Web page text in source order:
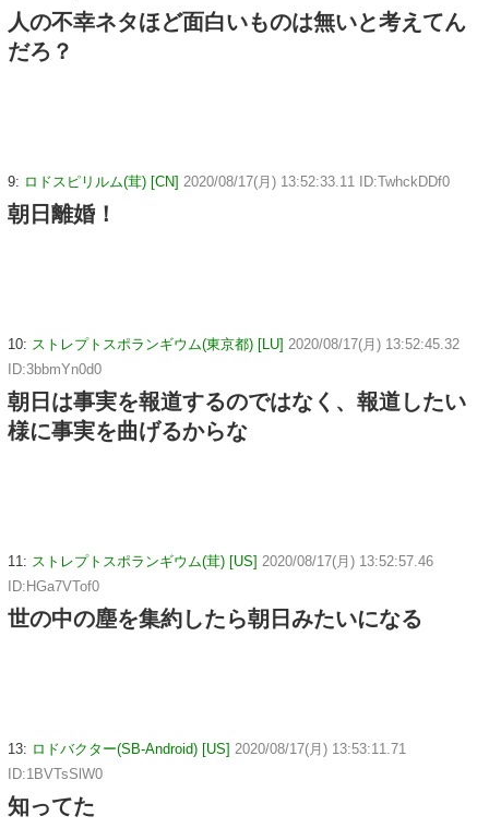
人の不幸ネタほど面白いものは無いと考えてん
だろ？
9: ロドスピリルム(茸) [CN] 2020/08/17(月) 13:52:33.11 ID:TwhckDDf0
朝日離婚！
10: ストレプトスポランギウム(東京都) [LU] 2020/08/17(月) 13:52:45.32
ID:3bbmYn0d0
朝日は事実を報道するのではなく、報道したい
様に事実を曲げるからな
11: ストレプトスポランギウム(茸) [US] 2020/08/17(月) 13:52:57.46
ID:HGa7VTof0
世の中の塵を集約したら朝日みたいになる
13: ロドバクター(SB-Android) [US] 2020/08/17(月) 13:53:11.71
ID:1BVTsSlW0
知ってた